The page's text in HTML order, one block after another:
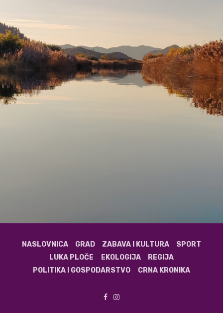
NASLOVNICA GRAD ZABAVA I KULTURA
SPORT
LUKA PLOČE
EKOLOGIJA
REGIJA
POLITIKA I GOSPODARSTVO
CRNA KRONIKA